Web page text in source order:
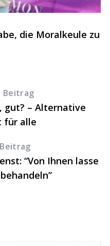
die Moralkeule zu
Beitrag
gut? – Alternative
für alle
“Von Ihnen lasse